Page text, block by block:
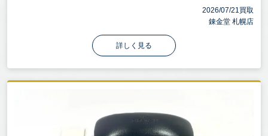
2026/07/21買取
錬金堂 札幌店
詳しく見る